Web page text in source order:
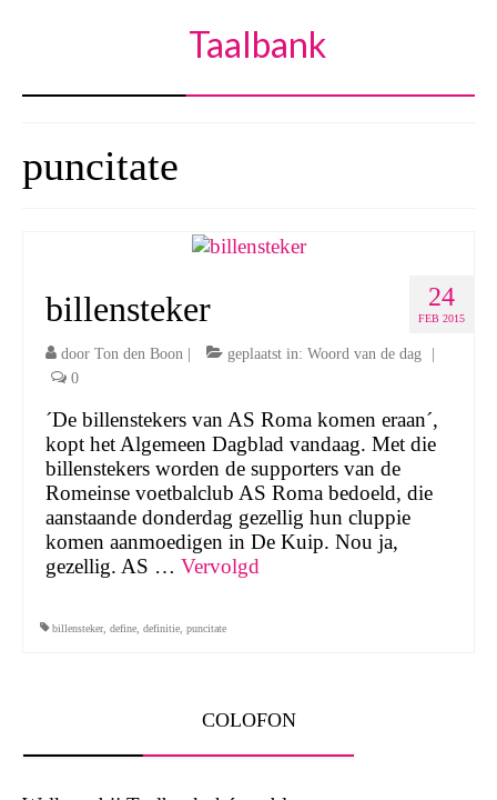
Taalbank
puncitate
24
FEB 2015
billensteker
door Ton den Boon | geplaatst in: Woord van de dag
|
0
´De billenstekers van AS Roma komen eraan´,
kopt het Algemeen Dagblad vandaag. Met die
billenstekers worden de supporters van de
Romeinse voetbalclub AS Roma bedoeld, die
aanstaande donderdag gezellig hun cluppie
komen aanmoedigen in De Kuip. Nou ja,
gezellig. AS … Vervolgd
billensteker, define definitie puncitate
COLOFON